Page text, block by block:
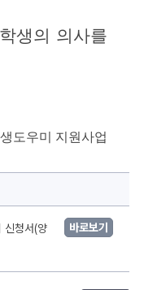
생의 의사를
도우미 지원사업
신청서(양
바로보기